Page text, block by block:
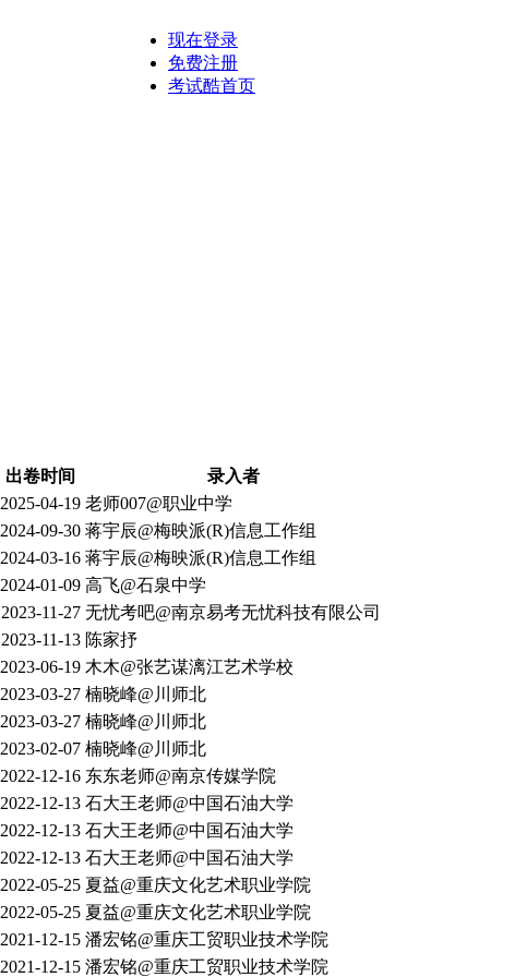
现在登录
免费注册
考试酷首页
出卷时间
录入者
2025-04-19 老师007@职业中学
2024-09-30 蒋宇辰@梅映派(R)信息工作组
2024-03-16 蒋宇辰@梅映派(R)信息工作组
2024-01-09 高飞@石泉中学
2023-11-27 无忧考吧@南京易考无忧科技有限公司
2023-11-13 陈家抒
2023-06-19 木木@张艺谋漓江艺术学校
2023-03-27 楠晓峰@川师北
2023-03-27 楠晓峰@川师北
2023-02-07 楠晓峰@川师北
2022-12-16 东东老师@南京传媒学院
2022-12-13 石大王老师@中国石油大学
2022-12-13 石大王老师@中国石油大学
2022-12-13 石大王老师@中国石油大学
2022-05-25 夏益@重庆文化艺术职业学院
2022-05-25 夏益@重庆文化艺术职业学院
2021-12-15 潘宏铭@重庆工贸职业技术学院
2021-12-15 潘宏铭@重庆工贸职业技术学院